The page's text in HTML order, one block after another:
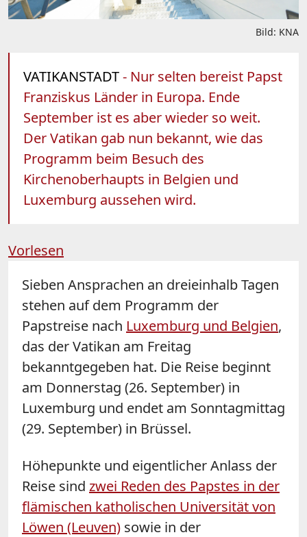
Bild: KNA
VATIKANSTADT- Nur selten bereist Papst
Franziskus Länder in Europa. Ende
September ist es aber wieder so weit.
Der Vatikan gab nun bekannt, wie das
Programm beim Besuch des
Kirchenoberhaupts in Belgien und
Luxemburg aussehen wird.
Vorlesen
Sieben Ansprachen an dreieinhalb Tagen
stehen auf dem Programm der
Papstreise nach Luxemburg und Belgien,
das der Vatikan am Freitag
bekanntgegeben hat. Die Reise beginnt
am Donnerstag (26. September) in
Luxemburg und endet am Sonntagmittag
(29. September) in Brüssel.
Höhepunkte und eigentlicher Anlass der
Reise sind zwei Reden des Papstes in der
flämischen katholischen Universität von
Löwen (Leuven) sowie in der